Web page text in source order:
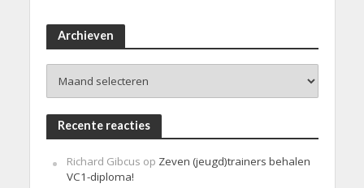
Archieven
Recente reacties
Richard Gibcus op Zeven (jeugd)trainers behalen
VC1-diploma!